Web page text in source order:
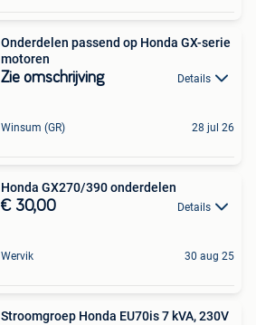
Onderdelen passend op Honda GX-serie
motoren
Zie omschrijving Details
Winsum (GR) 28 jul 26
Honda GX270/390 onderdelen
€ 30,00 Details
Wervik 30 aug 25
Stroomgroep Honda EU70is 7 kVA, 230V